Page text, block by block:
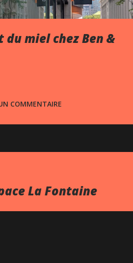
du miel chez Ben &
COMMENTAIRE
La Fontaine